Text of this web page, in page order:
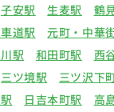
子安駅 生麦駅 鶴
道駅 元町・中華
駅 和田町駅 西
三ツ境駅 三ツ沢下
日吉本町駅 高